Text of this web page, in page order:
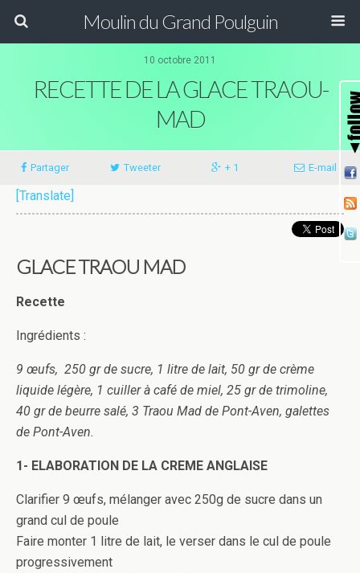
Moulin du Grand Poulguin
10 octobre 2011
RECETTE DE LA GLACE TRAOU-
MAD
Partager Tweeter + 1 E-mail
[Translate]
GLACE TRAOU MAD
Recette
Ingrédients :
9 œufs, 250 gr de sucre, 1 litre de lait, 50 gr de crème
liquide légère, 1 cuiller à café de miel, 25 gr de trimoline,
40 gr de beurre salé, 3 Traou Mad de Pont-Aven, galettes
de Pont-Aven.
1- ELABORATION DE LA CREME ANGLAISE
Clarifier 9 œufs, mélanger avec 250g de sucre dans un
grand cul de poule
Faire monter 1 litre de lait, le verser dans le cul de poule
progressivement